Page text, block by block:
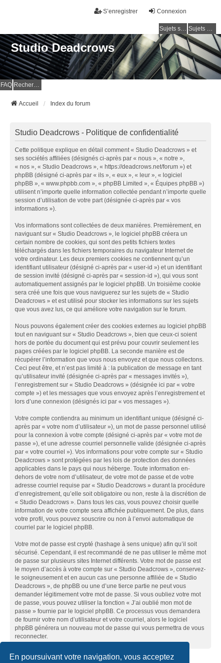
En poursuivant votre navigation, vous acceptez
Connexion
S’enregistrer
Sujets sans réponse Sujets actifs
Studio Deadcrows
FAQ Rechercher
Accueil Index du forum
Studio Deadcrows - Politique de confidentialité
Cette politique explique en détail comment « Studio Deadcrows » et
ses sociétés affiliées (désignés ci-après par « nous », « notre »,
« nos », « Studio Deadcrows », « https://deadcrows.net/forum ») et
phpBB (désigné ci-après par « ils », « eux », « leur », « logiciel
phpBB », « www.phpbb.com », « phpBB Limited », « Équipes phpBB »)
utilisent n’importe quelle information collectée pendant n’importe quelle
session d’utilisation de votre part (désignée ci-après par « vos
informations »).
Vos informations sont collectées de deux manières. Premièrement, en
naviguant sur « Studio Deadcrows », le logiciel phpBB créera un
certain nombre de cookies, qui sont des petits fichiers textes
téléchargés dans les fichiers temporaires du navigateur Internet de
votre ordinateur. Les deux premiers cookies ne contiennent qu’un
identifiant utilisateur (désigné ci-après par « user-id ») et un identifiant
de session invité (désigné ci-après par « session-id »), qui vous sont
automatiquement assignés par le logiciel phpBB. Un troisième cookie
sera créé une fois que vous naviguerez sur les sujets de « Studio
Deadcrows » et est utilisé pour stocker les informations sur les sujets
que vous avez lus, ce qui améliore votre navigation sur le forum.
Nous pouvons également créer des cookies externes au logiciel phpBB
tout en naviguant sur « Studio Deadcrows », bien que ceux-ci soient
hors de portée du document qui est prévu pour couvrir seulement les
pages créées par le logiciel phpBB. La seconde manière est de
récupérer l’information que vous nous envoyez et que nous collectons.
Ceci peut être, et n’est pas limité à : la publication de message en tant
qu’utilisateur invité (désignée ci-après par « messages invités »),
l’enregistrement sur « Studio Deadcrows » (désignée ici par « votre
compte ») et les messages que vous envoyez après l’enregistrement et
lors d’une connexion (désignés ici par « vos messages »).
Votre compte contiendra au minimum un identifiant unique (désigné ci-
après par « votre nom d’utilisateur »), un mot de passe personnel utilisé
pour la connexion à votre compte (désigné ci-après par « votre mot de
passe »), et une adresse courriel personnelle valide (désignée ci-après
par « votre courriel »). Vos informations pour votre compte sur « Studio
Deadcrows » sont protégées par les lois de protection des données
applicables dans le pays qui nous héberge. Toute information en-
dehors de votre nom d’utilisateur, de votre mot de passe et de votre
adresse courriel requise par « Studio Deadcrows » durant la procédure
d’enregistrement, qu’elle soit obligatoire ou non, reste à la discrétion de
« Studio Deadcrows ». Dans tous les cas, vous pouvez choisir quelle
information de votre compte sera affichée publiquement. De plus, dans
votre profil, vous pouvez souscrire ou non à l’envoi automatique de
courriel par le logiciel phpBB.
Votre mot de passe est crypté (hashage à sens unique) afin qu’il soit
sécurisé. Cependant, il est recommandé de ne pas utiliser le même mot
de passe sur plusieurs sites Internet différents. Votre mot de passe est
le moyen d’accès à votre compte sur « Studio Deadcrows », conservez-
le soigneusement et en aucun cas une personne affiliée de « Studio
Deadcrows », de phpBB ou une d’une tierce partie ne peut vous
demander légitimement votre mot de passe. Si vous oubliez votre mot
de passe, vous pouvez utiliser la fonction « J’ai oublié mon mot de
passe » fournie par le logiciel phpBB. Ce processus vous demandera
de fournir votre nom d’utilisateur et votre courriel, alors le logiciel
phpBB générera un nouveau mot de passe qui vous permettra de vous
reconnecter.